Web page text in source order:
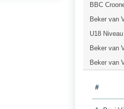
BBC
Beker van
U18
Beker van
Beker van
#